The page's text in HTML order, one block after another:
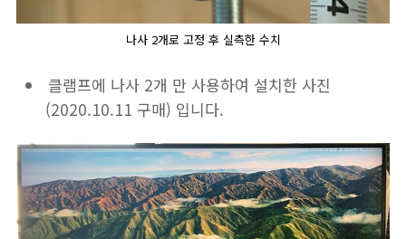
나사 2개로 고정 후 실측한 수치
클램프에 나사 2개 만 사용하여 설치한 사진
(2020.10.11 구매) 입니다.